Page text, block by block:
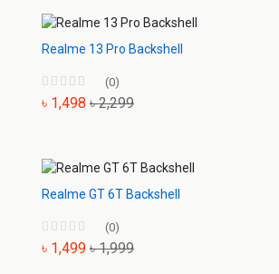
Realme 13 Pro Backshell
(0)
৳ 1,498 ৳ 2,299
Realme GT 6T Backshell
(0)
৳ 1,499 ৳ 1,999